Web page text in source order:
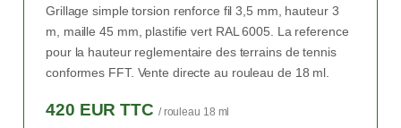
Grillage simple torsion renforce fil 3,5 mm, hauteur 3
m, maille 45 mm, plastifie vert RAL 6005. La reference
pour la hauteur reglementaire des terrains de tennis
conformes FFT. Vente directe au rouleau de 18 ml.
420 EUR TTC / rouleau 18 ml